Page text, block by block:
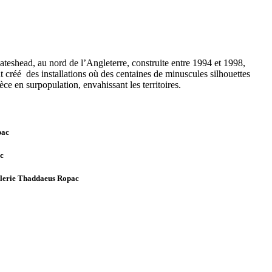
au nord de l’Angleterre, construite entre 1994 et 1998,
des installations où des centaines de minuscules silhouettes
en surpopulation, envahissant les territoires.
Thaddaeus Ropac